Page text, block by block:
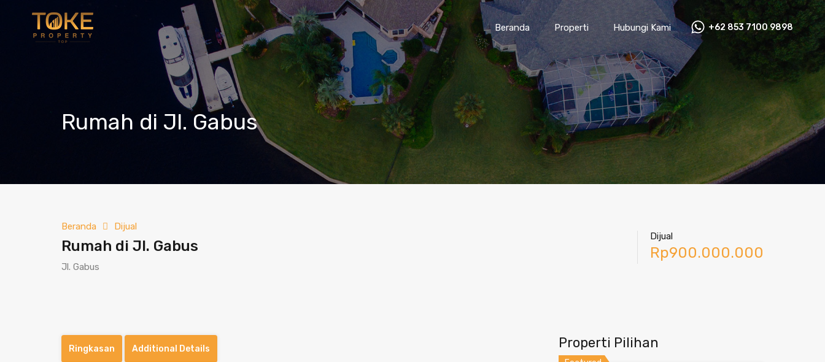
Beranda Properti Hubungi Kami +62 853 7100 9898‬
Rumah di Jl. Gabus
Beranda Dijual
Rumah di Jl. Gabus
Jl. Gabus
Dijual
Rp900.000.000
Ringkasan Additional Details Properti Pilihan